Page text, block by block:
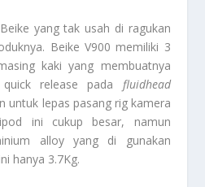
yang tak usah di ragukan
Beike V900 memiliki 3
kaki yang membuatnya
release pada fluidhead
untuk lepas pasang rig kamera
ini cukup besar, namun
alloy yang di gunakan
hanya 3.7Kg.